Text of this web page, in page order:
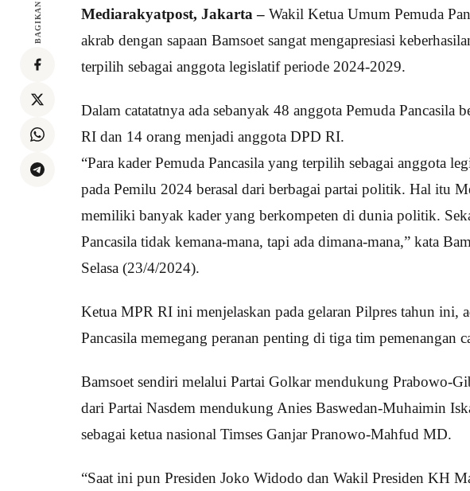
BAGIKAN Mediarakyatpost, Jakarta – Wakil Ketua Umum Pemuda
akrab dengan sapaan Bamsoet sangat mengapresiasi
terpilih sebagai anggota legislatif periode 2024-2029.
Dalam catatatnya ada sebanyak 48 anggota Pemuda Pancasila
RI dan 14 orang menjadi anggota DPD RI.
“Para kader Pemuda Pancasila yang terpilih sebagai anggota
pada Pemilu 2024 berasal dari berbagai partai politik. Hal itu
memiliki banyak kader yang berkompeten di dunia politik.
Pancasila tidak kemana-mana, tapi ada dimana-mana,” kata
Selasa (23/4/2024).
Ketua MPR RI ini menjelaskan pada gelaran Pilpres tahun ini,
Pancasila memegang peranan penting di tiga tim pemenangan
Bamsoet sendiri melalui Partai Golkar mendukung Prabowo-
dari Partai Nasdem mendukung Anies Baswedan-Muhaimin
sebagai ketua nasional Timses Ganjar Pranowo-Mahfud MD.
“Saat ini pun Presiden Joko Widodo dan Wakil Presiden KH